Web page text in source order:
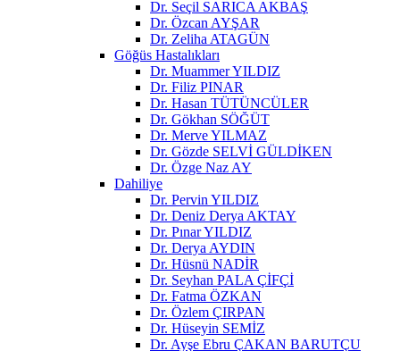
Dr. Seçil SARICA AKBAŞ
Dr. Özcan AYŞAR
Dr. Zeliha ATAGÜN
Göğüs Hastalıkları
Dr. Muammer YILDIZ
Dr. Filiz PINAR
Dr. Hasan TÜTÜNCÜLER
Dr. Gökhan SÖĞÜT
Dr. Merve YILMAZ
Dr. Gözde SELVİ GÜLDİKEN
Dr. Özge Naz AY
Dahiliye
Dr. Pervin YILDIZ
Dr. Deniz Derya AKTAY
Dr. Pınar YILDIZ
Dr. Derya AYDIN
Dr. Hüsnü NADİR
Dr. Seyhan PALA ÇİFÇİ
Dr. Fatma ÖZKAN
Dr. Özlem ÇIRPAN
Dr. Hüseyin SEMİZ
Dr. Ayşe Ebru ÇAKAN BARUTÇU